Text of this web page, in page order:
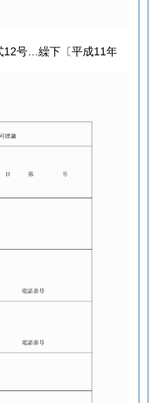
12号…繰下〔平成11年